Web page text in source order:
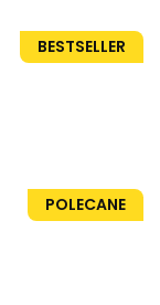
BESTSELLER
1h 15min
POLECANE58str